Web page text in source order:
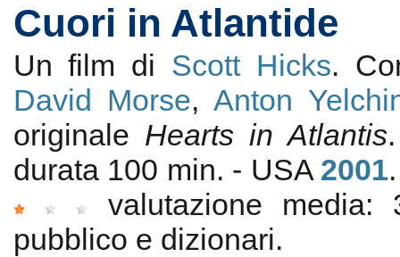
Cuori in Atlantide
Un film di Scott Hicks.
David Morse,Anton
originale Hearts in Atlantis
durata 100 min. - USA 2001
valutazione media:
pubblico e dizionari.